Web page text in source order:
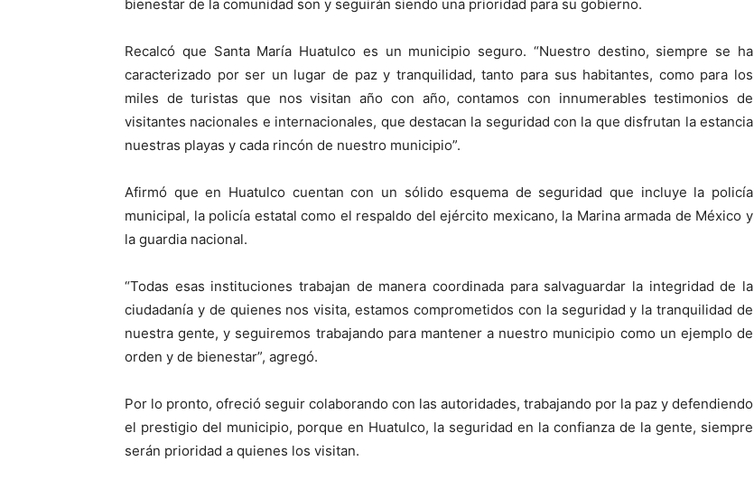
bienestar de la comunidad son y seguirán siendo una prioridad para su gobierno.
Recalcó que Santa María Huatulco es un municipio seguro. “Nuestro destino, siempre se ha
caracterizado por ser un lugar de paz y tranquilidad, tanto para sus habitantes, como para los
miles de turistas que nos visitan año con año, contamos con innumerables testimonios de
visitantes nacionales e internacionales, que destacan la seguridad con la que disfrutan la estancia
nuestras playas y cada rincón de nuestro municipio”.
Afirmó que en Huatulco cuentan con un sólido esquema de seguridad que incluye la policía
municipal, la policía estatal como el respaldo del ejército mexicano, la Marina armada de México y
la guardia nacional.
“Todas esas instituciones trabajan de manera coordinada para salvaguardar la integridad de la
ciudadanía y de quienes nos visita, estamos comprometidos con la seguridad y la tranquilidad de
nuestra gente, y seguiremos trabajando para mantener a nuestro municipio como un ejemplo de
orden y de bienestar”, agregó.
Por lo pronto, ofreció seguir colaborando con las autoridades, trabajando por la paz y defendiendo
el prestigio del municipio, porque en Huatulco, la seguridad en la confianza de la gente, siempre
serán prioridad a quienes los visitan.